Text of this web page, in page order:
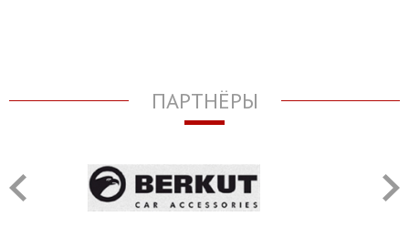
ПАРТНЁРЫ